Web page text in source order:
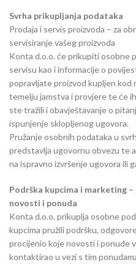
Svrha prikupljanja podataka
Prodaja i servis proizvoda – za
servisiranje vašeg proizvoda
Konta d.o.o. će prikupiti osobne
servisu kao i informacije o
popravljate proizvod kupljen kod
temelju jamstva i provjere te će
ste tražili i obavještavanje o
ispunjenje sklopljenog ugovora.
Pružanje osobnih podataka u
predstavlja ugovornu obvezu te
na ispravno izvršenje ugovora ili
Podrška kupcima i marketing
novosti i ponuda
Konta d.o.o. prikuplja osobne
kupcima pružili podršku,
procijenio koje novosti i ponude
kontaktirao u vezi s tim